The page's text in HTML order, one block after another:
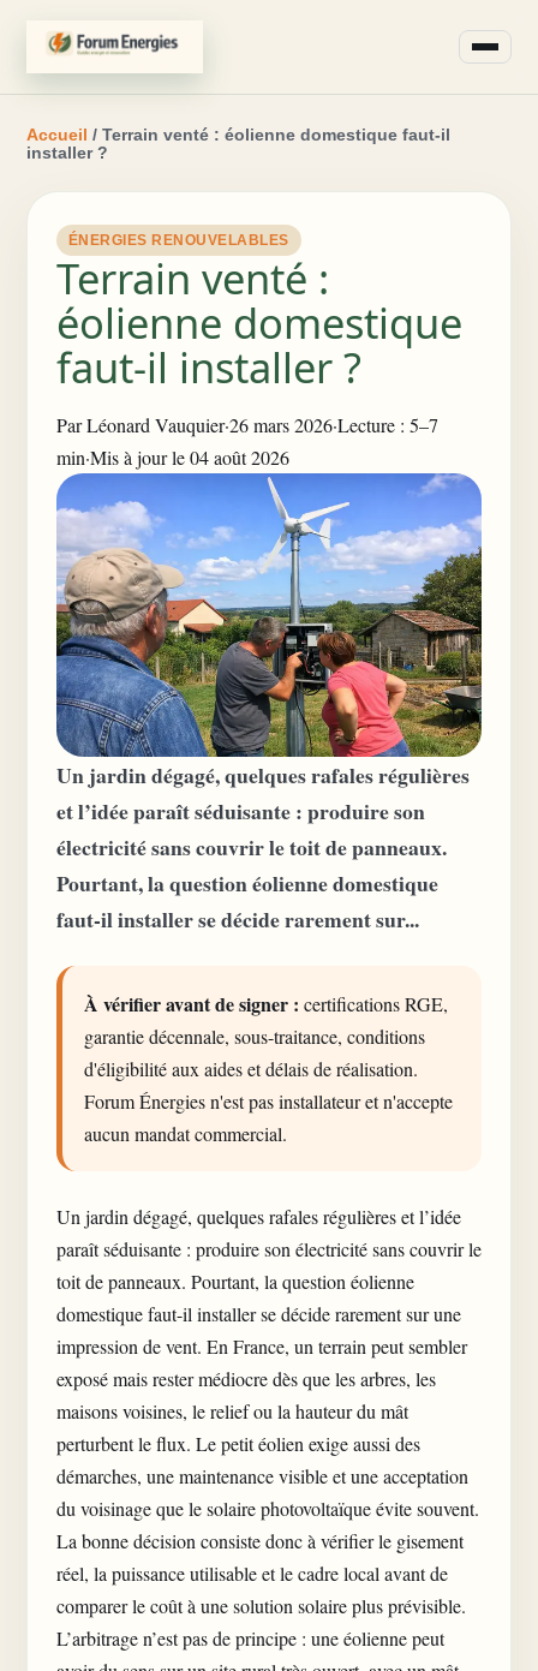
Accueil / Terrain venté : éolienne domestique faut-il
installer ?
ÉNERGIES RENOUVELABLES
Terrain venté :
éolienne domestique
faut-il installer ?
ParLéonard Vauquier·26 mars 2026·Lecture : 5–7
min·Mis à jour le 04 août 2026
Un jardin dégagé, quelques rafales régulières
et l’idée paraît séduisante : produire son
électricité sans couvrir le toit de panneaux.
Pourtant, la question éolienne domestique
faut-il installer se décide rarement sur...
À vérifier avant de signer : certifications RGE,
garantie décennale, sous-traitance, conditions
d'éligibilité aux aides et délais de réalisation.
Forum Énergies n'est pas installateur et n'accepte
aucun mandat commercial.
Un jardin dégagé, quelques rafales régulières et l’idée
paraît séduisante : produire son électricité sans couvrir le
toit de panneaux. Pourtant, la question éolienne
domestique faut-il installer se décide rarement sur une
impression de vent. En France, un terrain peut sembler
exposé mais rester médiocre dès que les arbres, les
maisons voisines, le relief ou la hauteur du mât
perturbent le flux. Le petit éolien exige aussi des
démarches, une maintenance visible et une acceptation
du voisinage que le solaire photovoltaïque évite souvent.
La bonne décision consiste donc à vérifier le gisement
réel, la puissance utilisable et le cadre local avant de
comparer le coût à une solution solaire plus prévisible.
L’arbitrage n’est pas de principe : une éolienne peut